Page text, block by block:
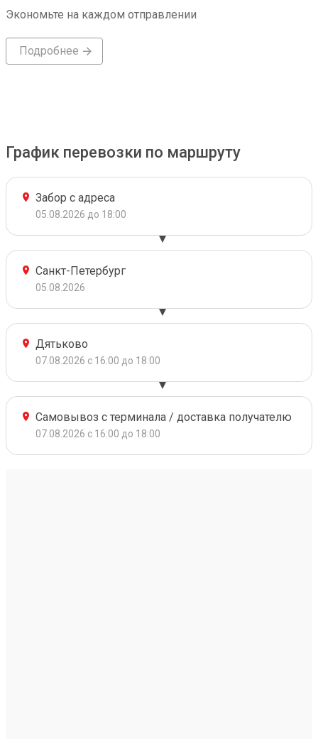
Экономьте на каждом отправлении
Подробнее
График перевозки по маршруту
Забор с адреса
05.08.2026 до 18:00
Санкт-Петербург
05.08.2026
Дятьково
07.08.2026 с 16:00 до 18:00
Самовывоз с терминала / доставка получателю
07.08.2026 с 16:00 до 18:00